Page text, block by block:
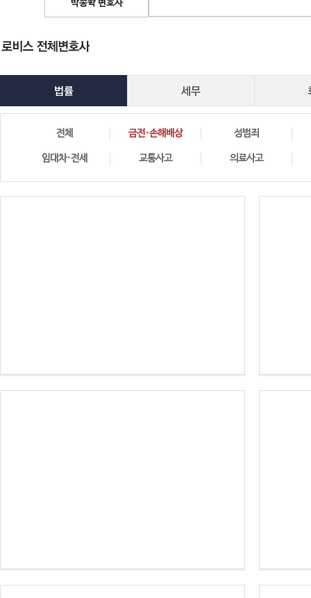
박종학 변호사
전체 금전·손해배상 성범죄
임대차·전세 교통사고 의료사고